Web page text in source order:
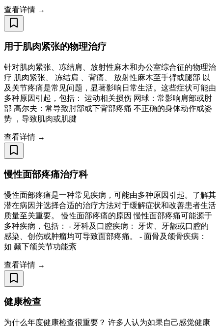
查看详情 →
用于肌肉紧张的物理治疗
针对肌肉紧张、冻结肩、放射性麻木和办公室综合征的物理治
疗 肌肉紧张、 冻结肩 、背痛、 放射性麻木至手臂或腿部 以
及关节疼痛是常见问题，显著影响日常生活。这些症状可能由
多种原因引起，包括： 运动相关损伤 网球：常影响肩部或肘
部 高尔夫：常导致肘部或下背部疼痛 不正确的身体动作或姿
势 ，导致肌肉或肌腱
查看详情 →
慢性面部疼痛治疗科
慢性面部疼痛是一种常见疾病，可能由多种原因引起。了解其
潜在病因并选择合适的治疗方法对于缓解症状和改善患者生活
质量至关重要。 慢性面部疼痛的原因 慢性面部疼痛可能源于
多种疾病，包括： - 牙科及口腔疾病： 牙齿、牙龈或口腔的
感染、创伤或肿瘤均可导致面部疼痛。 - 面骨及颌骨疾病：
如 颞下颌关节功能紊
查看详情 →
健康检查
为什么年度健康检查很重要？ 许多人认为如果自己感觉健康